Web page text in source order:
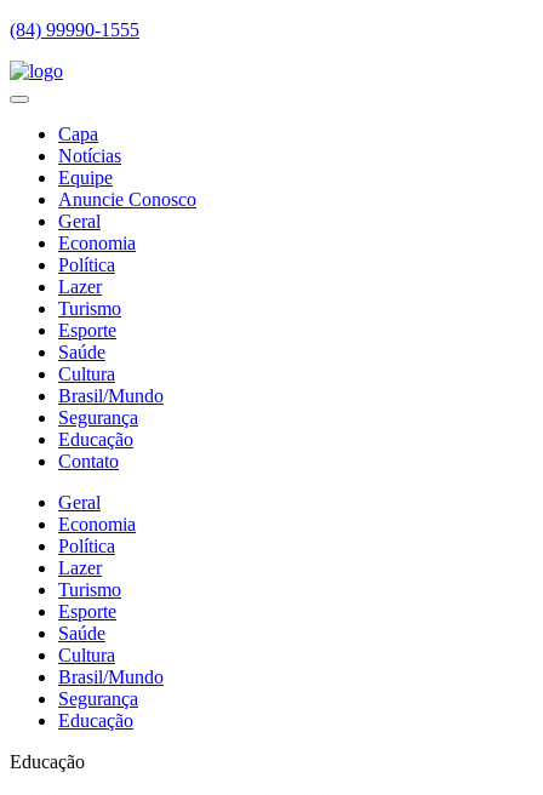
(84) 99990-1555
Capa
Notícias
Equipe
Anuncie Conosco
Geral
Economia
Política
Lazer
Turismo
Esporte
Saúde
Cultura
Brasil/Mundo
Segurança
Educação
Contato
Geral
Economia
Política
Lazer
Turismo
Esporte
Saúde
Cultura
Brasil/Mundo
Segurança
Educação
Educação